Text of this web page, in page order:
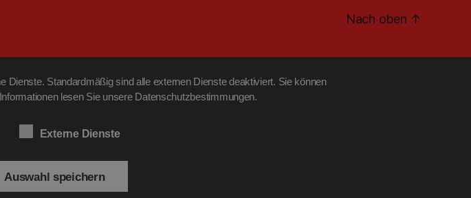
Nach oben ↑
Standardmäßig sind alle externen Dienste deaktiviert. Sie können
lesen Sie unsere Datenschutzbestimmungen.
Externe Dienste
Auswahl speichern